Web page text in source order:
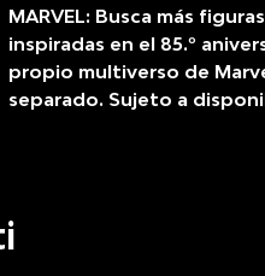
MARVEL: Busca más
inspiradas en el 85.º
propio multiverso de
separado. Sujeto a